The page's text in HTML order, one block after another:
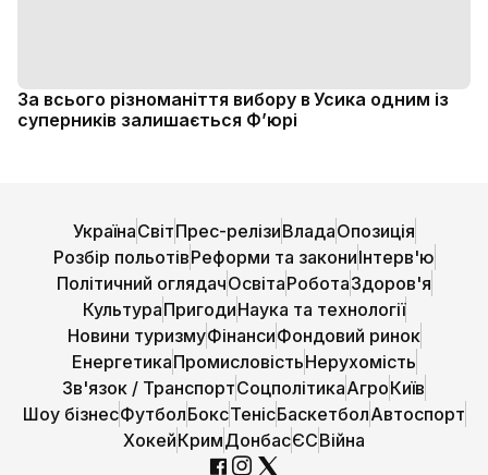
За всього різноманіття вибору в Усика одним із
суперників залишається Ф’юрі
УкраїнаСвітПрес-релізиВладаОпозиція
Розбір польотівРеформи та закониІнтерв'ю
Політичний оглядачОсвітаРоботаЗдоров'я
КультураПригодиНаука та технології
Новини туризмуФінансиФондовий ринок
ЕнергетикаПромисловістьНерухомість
Зв'язок / ТранспортСоцполітикаАгроКиїв
Шоу бізнесФутболБоксТенісБаскетболАвтоспорт
ХокейКримДонбасЄСВійна